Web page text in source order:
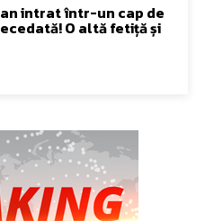
intrat într-un cap de
O altă fetiță și